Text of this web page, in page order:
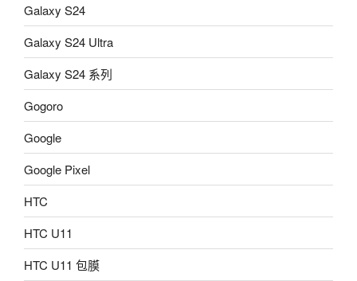
Galaxy S24
Galaxy S24 Ultra
Galaxy S24 系列
Gogoro
Google
Google Pixel
HTC
HTC U11
HTC U11 包膜